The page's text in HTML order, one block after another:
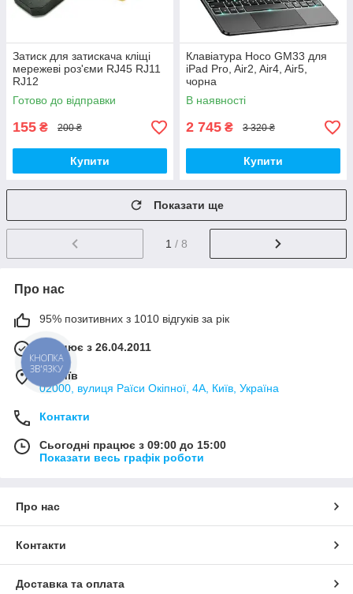
Затиск для затискача кліщі
мережеві роз'єми RJ45 RJ11
RJ12
Готово до відправки
155 ₴ 200 ₴
Купити
Клавіатура Hoco GM33 для
iPad Pro, Air2, Air4, Air5,
чорна
В наявності
2 745 ₴ 3 320 ₴
Купити
Показати ще
1 / 8
Про нас
95% позитивних з 1010 відгуків за рік
Працює з 26.04.2011
м. Київ
02000, вулиця Раїси Окіпної, 4А, Київ, Україна
Контакти
Сьогодні працює з 09:00 до 15:00
Показати весь графік роботи
Про нас
Контакти
Доставка та оплата
КНОПКА
ЗВ'ЯЗКУ